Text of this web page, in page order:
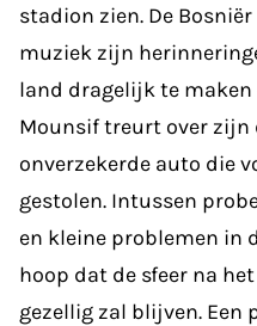
stadion zien. De
muziek zijn
land dragelijk te maken
Mounsif treurt over zijn
onverzekerde auto die
gestolen. Intussen
en kleine problemen in
hoop dat de sfeer na
gezellig zal blijven. Een